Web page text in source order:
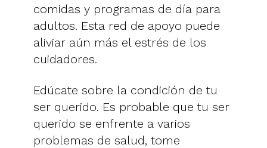
comidas y programas de día para
adultos. Esta red de apoyo puede
aliviar aún más el estrés de los
cuidadores.
Edúcate sobre la condición de tu
ser querido. Es probable que tu ser
querido se enfrente a varios
problemas de salud, tome